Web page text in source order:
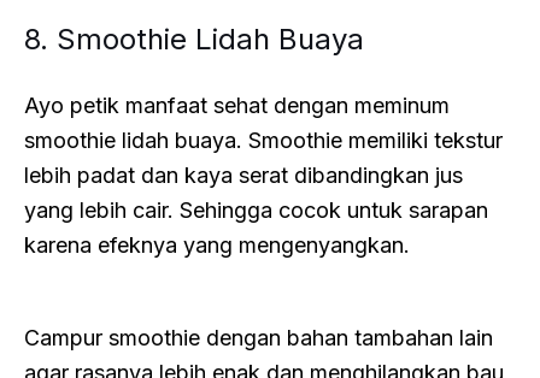
8. Smoothie Lidah Buaya
Ayo petik manfaat sehat dengan meminum
smoothie lidah buaya. Smoothie memiliki tekstur
lebih padat dan kaya serat dibandingkan jus
yang lebih cair. Sehingga cocok untuk sarapan
karena efeknya yang mengenyangkan.
Campur smoothie dengan bahan tambahan lain
agar rasanya lebih enak dan menghilangkan bau